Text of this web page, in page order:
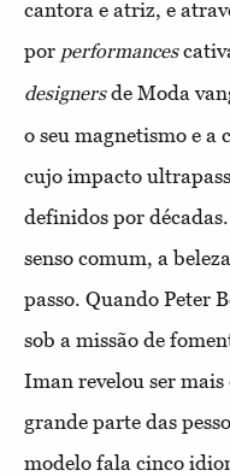
cantora e atriz, e
por performances
designersde Moda
o seu magnetismo e
cujo impacto
definidos por
senso comum, a
passo. Quando Peter
sob a missão de
Iman revelou ser
grande parte das
modelo fala cinco